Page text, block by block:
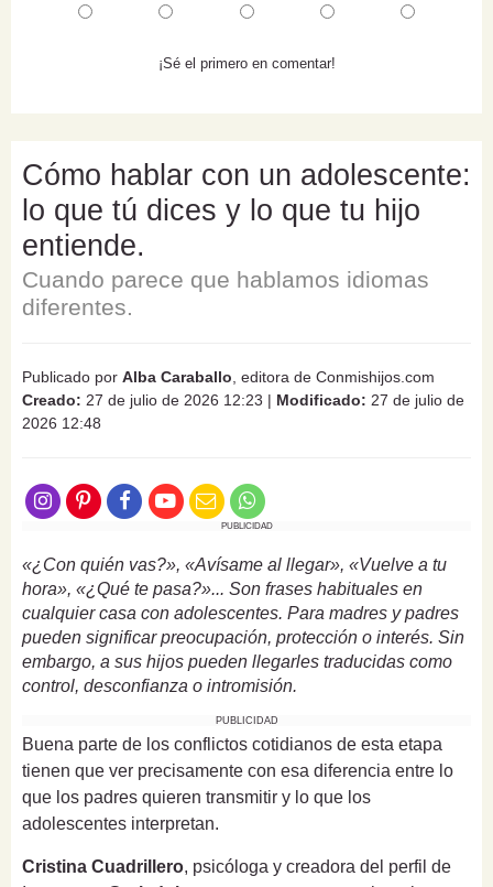
¡Sé el primero en comentar!
Cómo hablar con un adolescente:
lo que tú dices y lo que tu hijo
entiende.
Cuando parece que hablamos idiomas
diferentes.
Publicado por Alba Caraballo , editora de Conmishijos.com
Creado: 27 de julio de 2026 12:23 | Modificado: 27 de julio de
2026 12:48
PUBLICIDAD
«¿Con quién vas?», «Avísame al llegar», «Vuelve a tu
hora», «¿Qué te pasa?»... Son frases habituales en
cualquier casa con adolescentes. Para madres y padres
pueden significar preocupación, protección o interés. Sin
embargo, a sus hijos pueden llegarles traducidas como
control, desconfianza o intromisión.
PUBLICIDAD
Buena parte de los conflictos cotidianos de esta etapa
tienen que ver precisamente con esa diferencia entre lo
que los padres quieren transmitir y lo que los
adolescentes interpretan.
Cristina Cuadrillero, psicóloga y creadora del perfil de